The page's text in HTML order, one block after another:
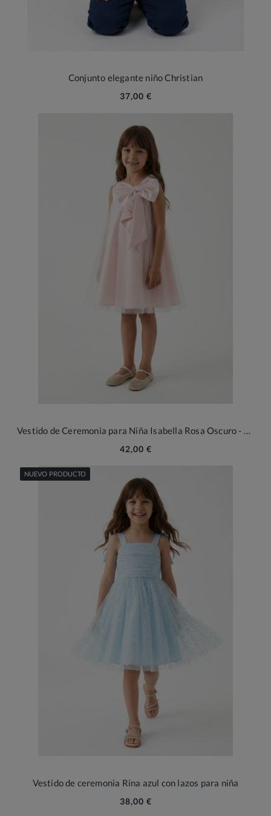
Conjunto elegante niño Christian
37,00 €
Vestido de Ceremonia para Niña Isabella Rosa Oscuro - Elegancia y Tul para Ocasiones Especiales
42,00 €
Vestido de ceremonia Rina azul con lazos para niña
38,00 €
NUEVO PRODUCTO